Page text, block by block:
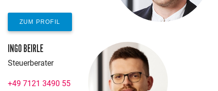
ZUM PROFIL
INGO BEIRLE
Steuerberater
+49 7121 3490 55